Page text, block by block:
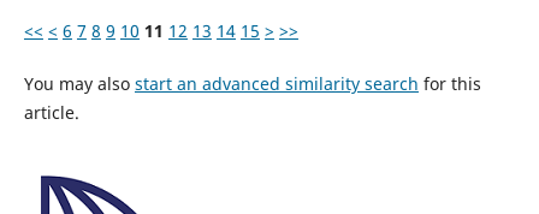
<< < 6 7 8 9 10 11 12 13 14 15 > >>
You may also start an advanced similarity search for this
article.